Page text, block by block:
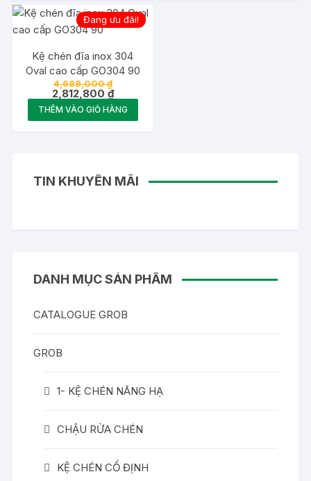
Đang ưu đãi!
Kệ chén đĩa inox 304
Oval cao cấp GO304 90
4,688,000₫Giá
gốc
là:
4,688,000 ₫.
2,812,800 ₫Giá
hiện
tại
là:
THÊM VÀO GIỎ HÀNG
TIN KHUYẾN MÃI
DANH MỤC SẢN PHẨM
CATALOGUE GROB
GROB
1- KỆ CHÉN NÂNG HẠ
CHẬU RỬA CHÉN
KỆ CHÉN CỐ ĐỊNH